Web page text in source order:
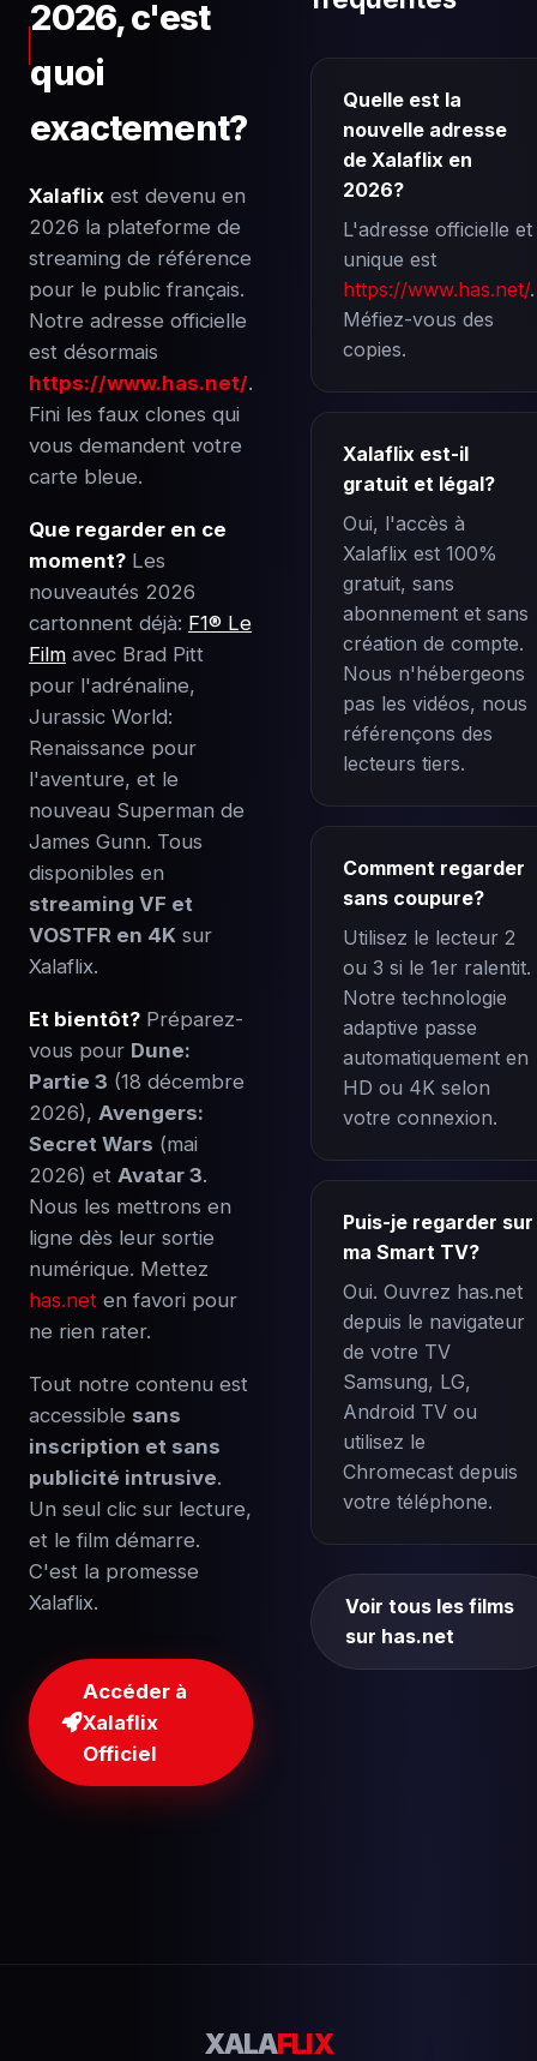
2026, c'est
quoi
exactement?
Xalaflix est devenu en
2026 la plateforme de
streaming de référence
pour le public français.
Notre adresse officielle
est désormais
https://www.has.net/.
Fini les faux clones qui
vous demandent votre
carte bleue.
Que regarder en ce
moment? Les
nouveautés 2026
cartonnent déjà: F1® Le
Film avec Brad Pitt
pour l'adrénaline,
Jurassic World:
Renaissance pour
l'aventure, et le
nouveau Superman de
James Gunn. Tous
disponibles en
streaming VF et
VOSTFR en 4K sur
Xalaflix.
Et bientôt? Préparez-
vous pour Dune:
Partie 3 (18 décembre
2026), Avengers:
Secret Wars (mai
2026) et Avatar 3.
Nous les mettrons en
ligne dès leur sortie
numérique. Mettez
has.net en favori pour
ne rien rater.
Tout notre contenu est
accessible sans
inscription et sans
publicité intrusive.
Un seul clic sur lecture,
et le film démarre.
C'est la promesse
Xalaflix.
Accéder à
Xalaflix
Officiel
Quelle est la
nouvelle adresse
de Xalaflix en
2026?
L'adresse officielle et
unique est
https://www.has.net/.
Méfiez-vous des
copies.
Xalaflix est-il
gratuit et légal?
Oui, l'accès à
Xalaflix est 100%
gratuit, sans
abonnement et sans
création de compte.
Nous n'hébergeons
pas les vidéos, nous
référençons des
lecteurs tiers.
Comment regarder
sans coupure?
Utilisez le lecteur 2
ou 3 si le 1er ralentit.
Notre technologie
adaptive passe
automatiquement en
HD ou 4K selon
votre connexion.
Puis-je regarder sur
ma Smart TV?
Oui. Ouvrez has.net
depuis le navigateur
de votre TV
Samsung, LG,
Android TV ou
utilisez le
Chromecast depuis
votre téléphone.
Voir tous les films
sur has.net
XALAFLIX